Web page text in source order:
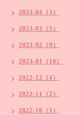
2023-04（3）
2023-03（5）
2023-02（9）
2023-01（10）
2022-12（4）
2022-11（2）
2022-10（1）